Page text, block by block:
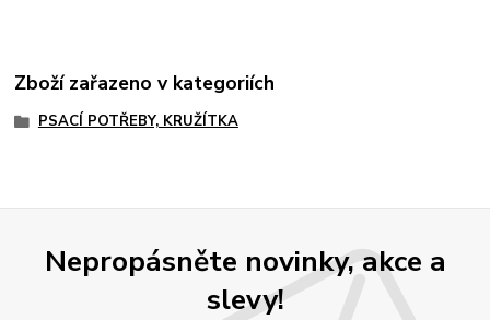
Zboží zařazeno v kategoriích
PSACÍ POTŘEBY, KRUŽÍTKA
Nepropásněte novinky, akce a
slevy!